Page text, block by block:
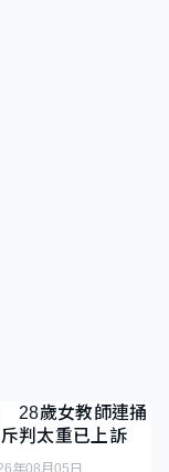
28歲女教師連捅
判太重已上訴
年08月05日